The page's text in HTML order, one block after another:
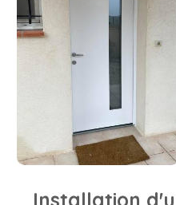
Installation